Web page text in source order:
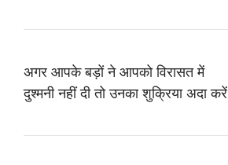
अगर आपके बड़ों ने आपको विरासत में
दुश्मनी नहीं दी तो उनका शुक्रिया अदा करें